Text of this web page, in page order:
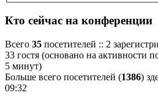
Кто сейчас на конференции
Всего 35 посетителей :: 2
33 гостя (основано на активности
5 минут)
Больше всего посетителей (1386)
09:32